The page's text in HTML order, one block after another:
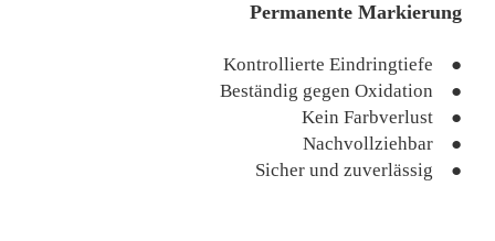
Permanente Markierung
Kontrollierte Eindringtiefe ●
Beständig gegen Oxidation ●
Kein Farbverlust ●
Nachvollziehbar ●
Sicher und zuverlässig ●